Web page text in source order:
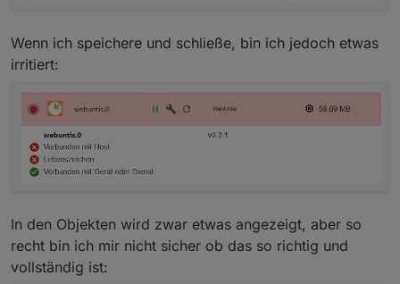
Wenn ich speichere und schließe, bin ich jedoch etwas
irritiert:
In den Objekten wird zwar etwas angezeigt, aber so
recht bin ich mir nicht sicher ob das so richtig und
vollständig ist: